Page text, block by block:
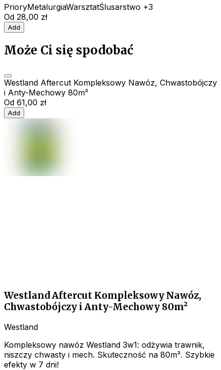
PrioryMetalurgiaWarsztatŚlusarstwo +3
Od 28,00 zł
Add
Może Ci się spodobać
Westland Aftercut Kompleksowy Nawóz, Chwastobójczy
i Anty-Mechowy 80m²
Od 61,00 zł
Add
Westland Aftercut Kompleksowy Nawóz,
Chwastobójczy i Anty-Mechowy 80m²
Westland
Kompleksowy nawóz Westland 3w1: odżywia trawnik,
niszczy chwasty i mech. Skuteczność na 80m². Szybkie
efekty w 7 dni!